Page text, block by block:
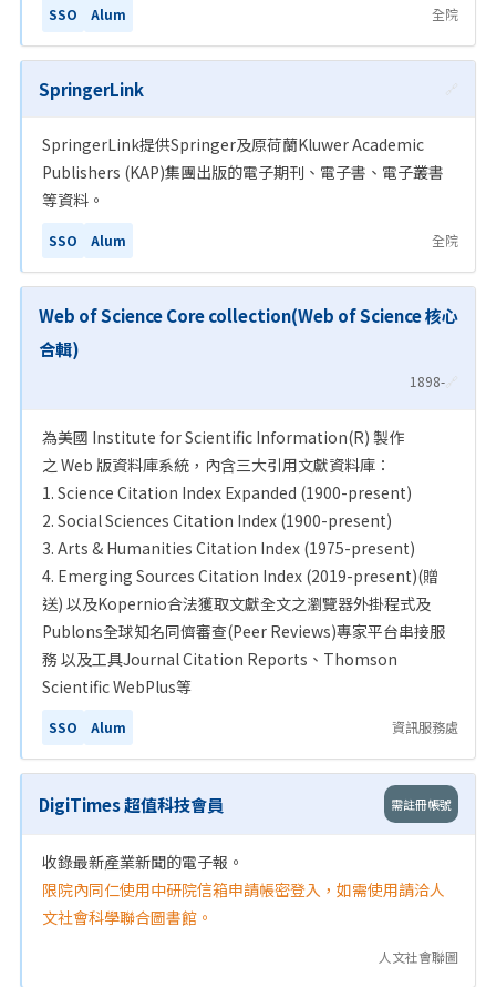
SSO Alum 全院
SpringerLink 🔗
SpringerLink提供Springer及原荷蘭Kluwer Academic
Publishers (KAP)集團出版的電子期刊、電子書、電子叢書
等資料。
SSO Alum 全院
Web of Science Core collection(Web of Science 核心
合輯)
1898-🔗
為美國 Institute for Scientific Information(R) 製作
之 Web 版資料庫系統，內含三大引用文獻資料庫：
1. Science Citation Index Expanded (1900-present)
2. Social Sciences Citation Index (1900-present)
3. Arts & Humanities Citation Index (1975-present)
4. Emerging Sources Citation Index (2019-present)(贈
送) 以及Kopernio合法獲取文獻全文之瀏覽器外掛程式及
Publons全球知名同儕審查(Peer Reviews)專家平台串接服
務 以及工具Journal Citation Reports、Thomson
Scientific WebPlus等
SSO Alum 資訊服務處
DigiTimes 超值科技會員 需註冊帳號
收錄最新產業新聞的電子報。
限院內同仁使用中研院信箱申請帳密登入，如需使用請洽人
文社會科學聯合圖書館。
人文社會聯圖